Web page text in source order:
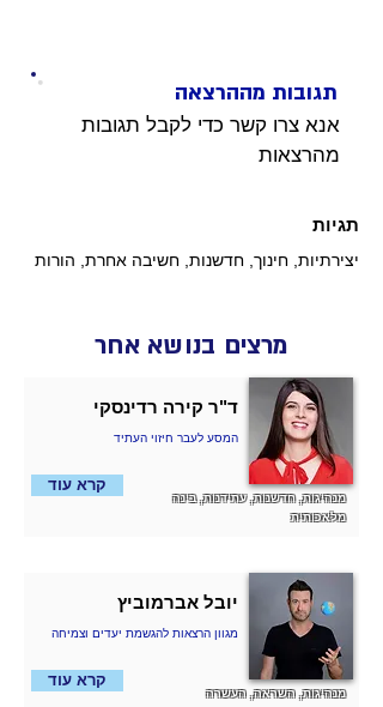
תגובות מההרצאה
אנא צרו קשר כדי לקבל תגובות
מהרצאות
תגיות
יצירתיות, חינוך, חדשנות, חשיבה אחרת, הורות
מרצים בנושא אחר
קרא עוד
מנהיגות, חדשנות, עתידנות, בינה
מלאכותית
ד"ר קירה רדינסקי
המסע לעבר חיזוי העתיד
קרא עוד
מנהיגות, השראה, העשרה
יובל אברמוביץ
מגוון הרצאות להגשמת יעדים וצמיחה